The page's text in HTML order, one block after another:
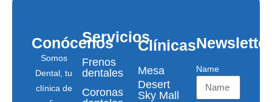
Conócenos
Somos
Dental, tu
clínica de
Servicios
Frenos
dentales
Coronas
Clínicas
Mesa
Desert
Sky Mall
Newsletter
Name